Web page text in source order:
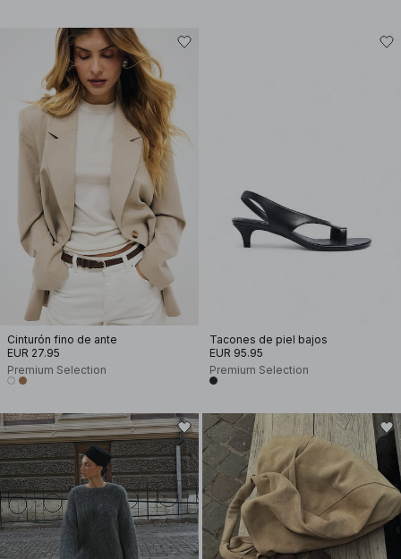
Cinturón fino de ante
EUR 27.95
Premium Selection
Tacones de piel bajos
EUR 95.95
Premium Selection